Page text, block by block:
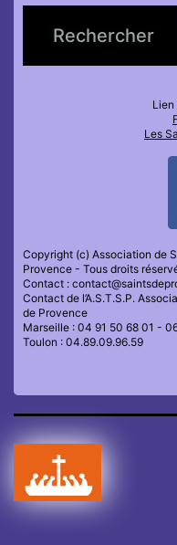
Les
Copyright (c) Association de
Provence - Tous droits
Contact :
Contact de l’A.S.T.S.P.
de Provence
Marseille : 04 91 50 68 01 -
Toulon : 04.89.09.96.59